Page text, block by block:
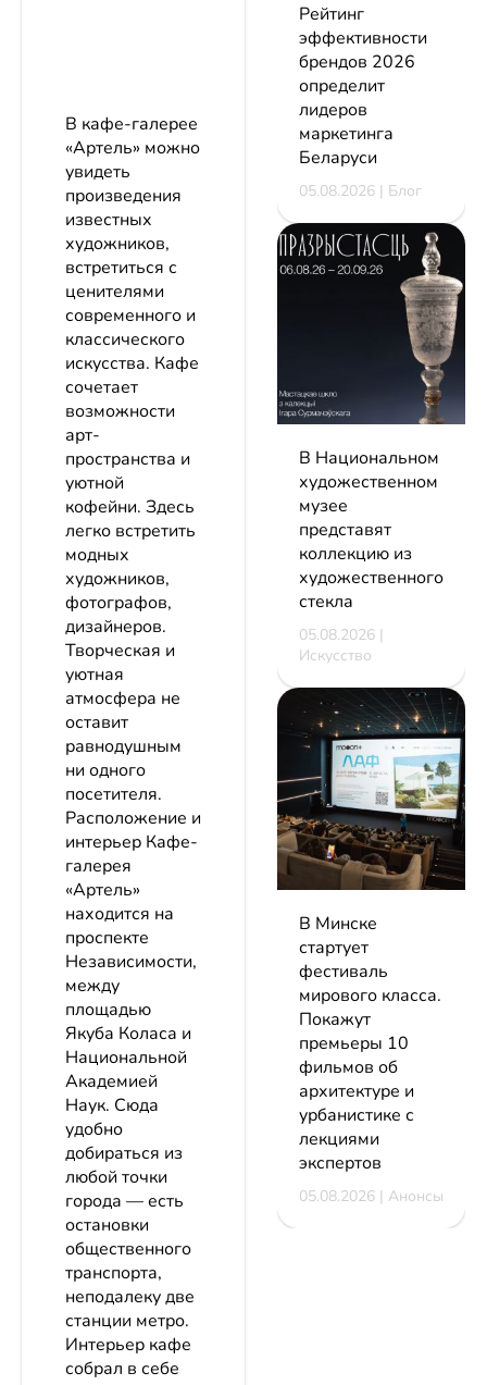
В кафе-галерее
«Артель» можно
увидеть
произведения
известных
художников,
встретиться с
ценителями
современного и
классического
искусства. Кафе
сочетает
возможности
арт-
пространства и
уютной
кофейни. Здесь
легко встретить
модных
художников,
фотографов,
дизайнеров.
Творческая и
уютная
атмосфера не
оставит
равнодушным
ни одного
посетителя.
Расположение и
интерьер Кафе-
галерея
«Артель»
находится на
проспекте
Независимости,
между
площадью
Якуба Коласа и
Национальной
Академией
Наук. Сюда
удобно
добираться из
любой точки
города — есть
остановки
общественного
транспорта,
неподалеку две
станции метро.
Интерьер кафе
собрал в себе
Рейтинг
эффективности
брендов 2026
определит
лидеров
маркетинга
Беларуси
05.08.2026 | Блог
В Национальном
художественном
музее
представят
коллекцию из
художественного
стекла
05.08.2026 |
Искусство
В Минске
стартует
фестиваль
мирового класса.
Покажут
премьеры 10
фильмов об
архитектуре и
урбанистике с
лекциями
экспертов
05.08.2026 | Анонсы